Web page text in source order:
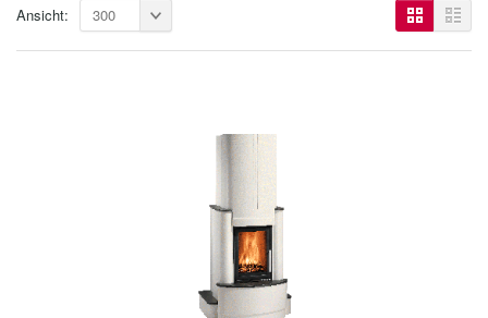
Ansicht: 300